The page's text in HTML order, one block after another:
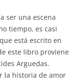
ser una escena
tiempo, es casi
está escrito en
este libro proviene
Arguedas.
la historia de amor